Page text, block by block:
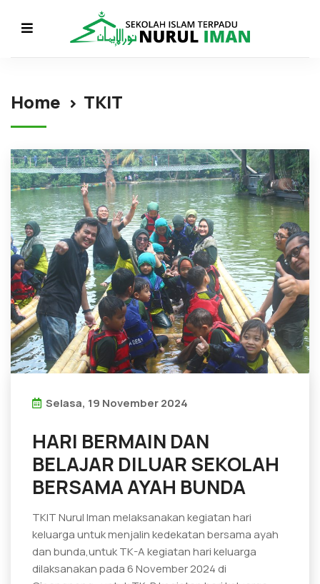
Home TKIT
Selasa, 19 November 2024
HARI BERMAIN DAN
BELAJAR DILUAR SEKOLAH
BERSAMA AYAH BUNDA
TKIT Nurul Iman melaksanakan kegiatan hari
keluarga untuk menjalin kedekatan bersama ayah
dan bunda,untuk TK-A kegiatan hari keluarga
dilaksanakan pada 6 November 2024 di